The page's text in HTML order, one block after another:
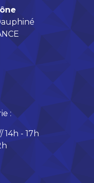
:
14h - 17h